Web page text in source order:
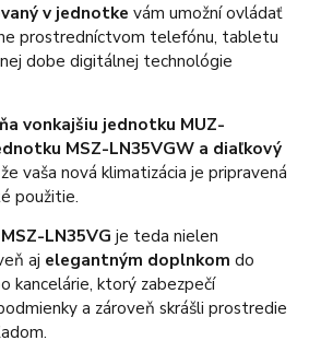
v jednotke vám umožní ovládať
prostredníctvom telefónu, tabletu
dobe digitálnej technológie
vonkajšiu jednotku MUZ-
MSZ-LN35VGW a diaľkový
vaša nová klimatizácia je pripravená
použitie.
LN35VG je teda nielen
aj elegantným doplnkom do
kancelárie, ktorý zabezpečí
a zároveň skrášli prostredie